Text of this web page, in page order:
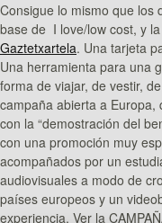
Consigue lo mismo que los
base de I love/low cost, y
Gaztetxartela. Una tarjeta
Una herramienta para una
forma de viajar, de vestir,
campaña abierta a Europa,
con la “demostración del
con una promoción muy
acompañados por un
audiovisuales a modo de
países europeos y un
experiencia. Ver la